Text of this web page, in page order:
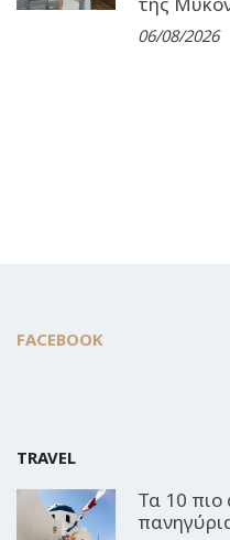
06/08/2026
FACEBOOK
TRAVEL
Τα 10 πιο